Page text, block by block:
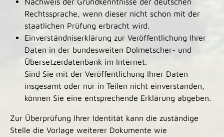
Rechtssprache, wenn dieser nicht schon mit der
staatlichen Prüfung erbracht wird.
Einverständniserklärung zur Veröffentlichung Ihrer
Daten in der bundesweiten Dolmetscher- und
Übersetzerdatenbank im Internet.
Sind Sie mit der Veröffentlichung Ihrer Daten
insgesamt oder nur in Teilen nicht einverstanden,
können Sie eine entsprechende Erklärung abgeben.
Zur Überprüfung Ihrer Identität kann die zuständige
Stelle die Vorlage weiterer Dokumente wie